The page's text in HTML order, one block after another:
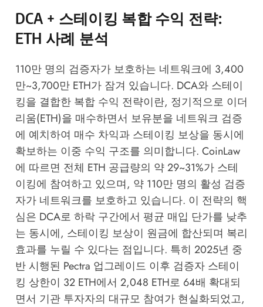
DCA + 스테이킹 복합 수익 전략:
ETH 사례 분석
110만 명의 검증자가 보호하는 네트워크에 3,400
만~3,700만 ETH가 잠겨 있습니다. DCA와 스테이
킹을 결합한 복합 수익 전략이란, 정기적으로 이더
리움(ETH)을 매수하면서 보유분을 네트워크 검증
에 예치하여 매수 차익과 스테이킹 보상을 동시에
확보하는 이중 수익 구조를 의미합니다. CoinLaw
에 따르면 전체 ETH 공급량의 약 29~31%가 스테
이킹에 참여하고 있으며, 약 110만 명의 활성 검증
자가 네트워크를 보호하고 있습니다. 이 전략의 핵
심은 DCA로 하락 구간에서 평균 매입 단가를 낮추
는 동시에, 스테이킹 보상이 원금에 합산되며 복리
효과를 누릴 수 있다는 점입니다. 특히 2025년 중
반 시행된 Pectra 업그레이드 이후 검증자 스테이
킹 상한이 32 ETH에서 2,048 ETH로 64배 확대되
면서 기관 투자자의 대규모 참여가 현실화되었고,